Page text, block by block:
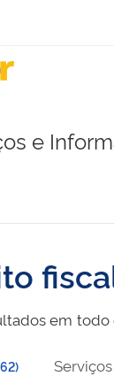
de
e
sem todo
62)